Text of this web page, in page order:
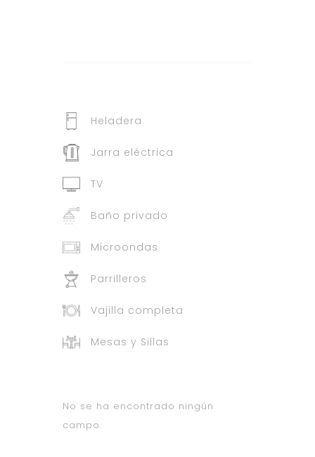
Heladera
Jarra eléctrica
TV
Baño privado
Microondas
Parrilleros
Vajilla completa
Mesas y Sillas
No se ha encontrado ningún
campo.